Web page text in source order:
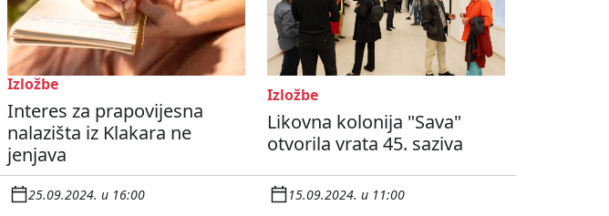
Izložbe
Interes za prapovijesna
nalazišta iz Klakara ne
jenjava
25.09.2024. u 16:00
Izložbe
Likovna kolonija "Sava"
otvorila vrata 45. saziva
15.09.2024. u 11:00